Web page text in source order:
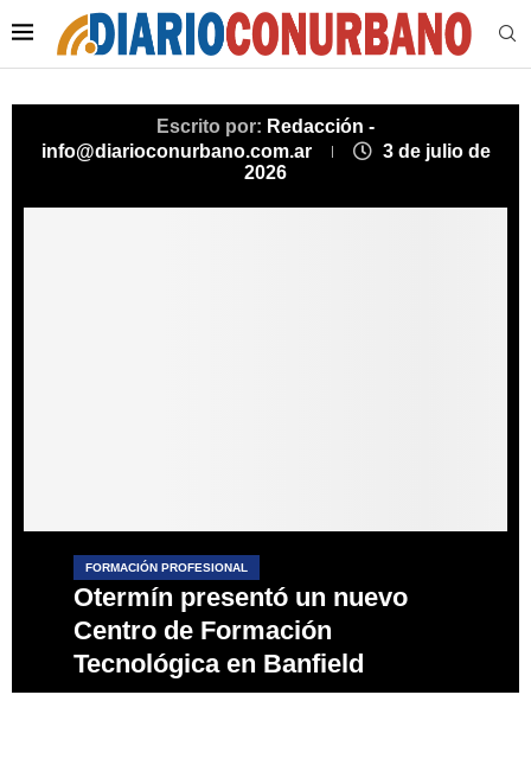
Escrito por: Redacción -
info@diarioconurbano.com.ar
3 de julio de
2026
FORMACIÓN PROFESIONAL
Otermín presentó un nuevo
Centro de Formación
Tecnológica en Banfield